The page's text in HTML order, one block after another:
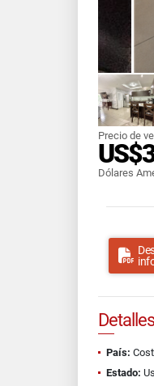
Precio de
Dólares
País:
Estado: